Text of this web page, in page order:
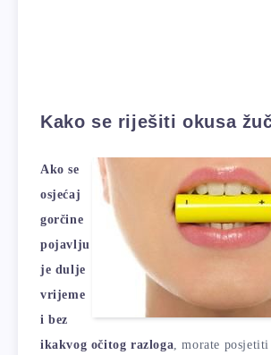
Kako se riješiti okusa
Ako se
osjećaj
gorčine
pojavlju
je dulje
vrijeme
i bez
ikakvog očitog razloga , morate